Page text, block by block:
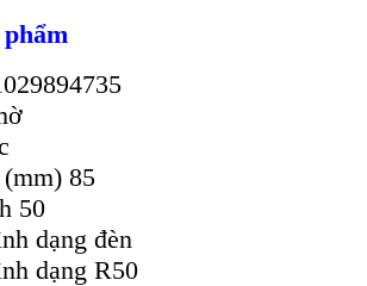
85
50
dạng đèn
dạng R50